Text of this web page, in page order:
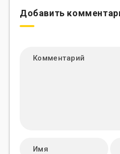
Добавить